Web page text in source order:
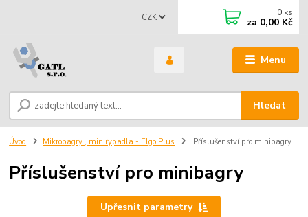
Menu
CZK
Hledat
0 ks
za 0,00 Kč
Úvod Mikrobagry , minirypadla - Elgo Plus Příslušenství pro minibagry
Příslušenství pro minibagry
Upřesnit parametry